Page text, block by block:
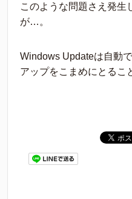
このような問題さえ発生
が…。
Windows Updateは自動
アップをこまめにとるこ